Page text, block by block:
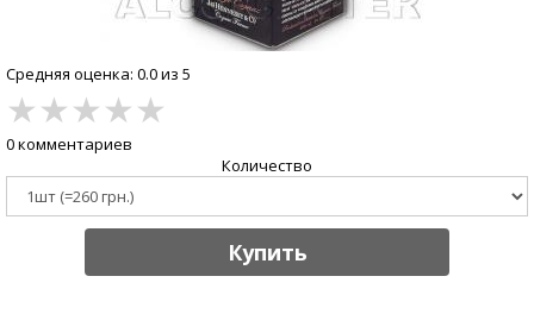
Средняя оценка: 0.0 из 5
★★★★★
0 комментариев
Количество
Купить